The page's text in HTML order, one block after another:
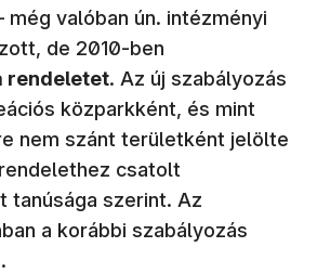
még valóban ún. intézményi
de 2010-ben
rendeletet. Az új szabályozás
közparkként, és mint
nem szánt területként jelölte
csatolt
tanúsága szerint. Az
a korábbi szabályozás